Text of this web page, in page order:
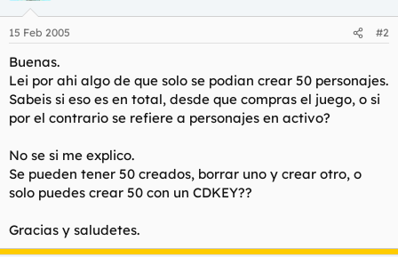
15 Feb 2005 #2
Buenas.
Lei por ahi algo de que solo se podian crear 50 personajes.
Sabeis si eso es en total, desde que compras el juego, o si
por el contrario se refiere a personajes en activo?
No se si me explico.
Se pueden tener 50 creados, borrar uno y crear otro, o
solo puedes crear 50 con un CDKEY??
Gracias y saludetes.